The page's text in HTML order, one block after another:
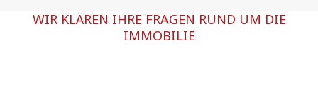
WIR KLÄREN IHRE FRAGEN RUND UM DIE
IMMOBILIE